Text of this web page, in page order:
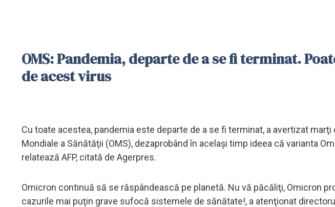
OMS: Pandemia, departe de a se fi terminat.
de acest virus
Cu toate acestea, pandemia este departe de a se fi terminat, a avertizat
Mondiale a Sănătăţii (OMS), dezaprobând în acelaşi timp ideea că varianta
relatează AFP, citată de Agerpres.
Omicron continuă să se răspândească pe planetă. Nu vă păcăliţi, Omicron
cazurile mai puţin grave sufocă sistemele de sănătate!, a atenţionat